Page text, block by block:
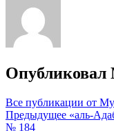
Опубликовал
Все публикации от
Навигация
Предыдущее «аль-
№ 184